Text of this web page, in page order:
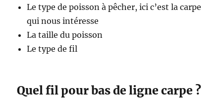
Le type de poisson à pêcher, ici c’est la carpe
qui nous intéresse
La taille du poisson
Le type de fil
Quel fil pour bas de ligne carpe ?